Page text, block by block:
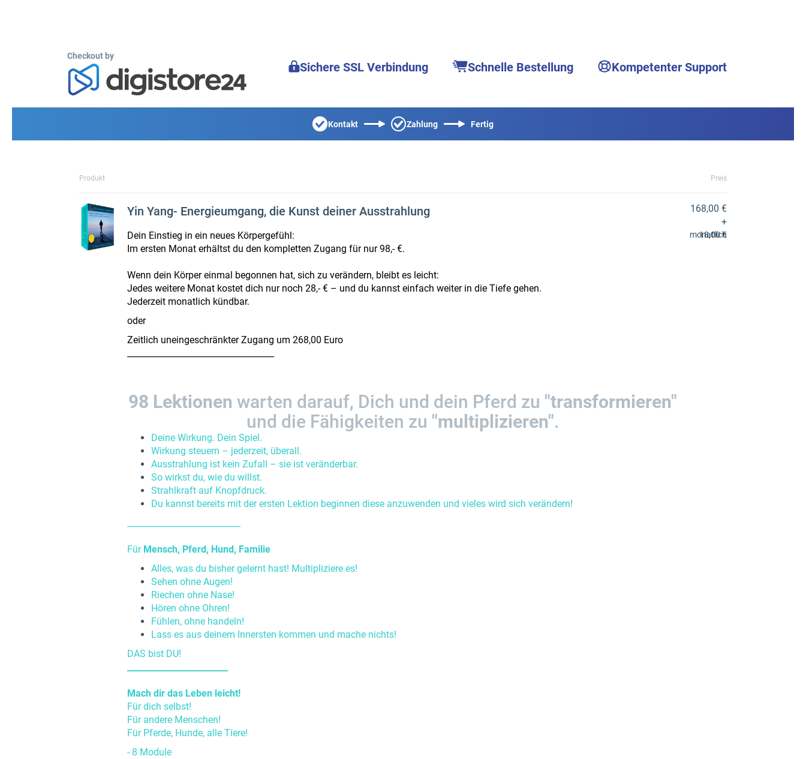
Checkout by
Sichere SSL Verbindung Schnelle Bestellung Kompetenter Support
Kontakt Zahlung Fertig
Produkt Preis
Yin Yang- Energieumgang, die Kunst deiner Ausstrahlung
Dein Einstieg in ein neues Körpergefühl:
Im ersten Monat erhältst du den kompletten Zugang für nur 98,- €.
Wenn dein Körper einmal begonnen hat, sich zu verändern, bleibt es leicht:
Jedes weitere Monat kostet dich nur noch 28,- € – und du kannst einfach weiter in die Tiefe gehen.
Jederzeit monatlich kündbar.
oder
Zeitlich uneingeschränkter Zugang um 268,00 Euro
98 Lektionen warten darauf, Dich und dein Pferd zu "transformieren"
und die Fähigkeiten zu "multiplizieren".
Deine Wirkung. Dein Spiel.
Wirkung steuern – jederzeit, überall.
Ausstrahlung ist kein Zufall – sie ist veränderbar.
So wirkst du, wie du willst.
Strahlkraft auf Knopfdruck.
Du kannst bereits mit der ersten Lektion beginnen diese anzuwenden und vieles wird sich verändern!
Für Mensch, Pferd, Hund, Familie
Alles, was du bisher gelernt hast! Multipliziere es!
Sehen ohne Augen!
Riechen ohne Nase!
Hören ohne Ohren!
Fühlen, ohne handeln!
Lass es aus deinem Innersten kommen und mache nichts!
DAS bist DU!
Mach dir das Leben leicht!
Für dich selbst!
Für andere Menschen!
Für Pferde, Hunde, alle Tiere!
- 8 Module
168,00 €
+
18,00 €
monatlich